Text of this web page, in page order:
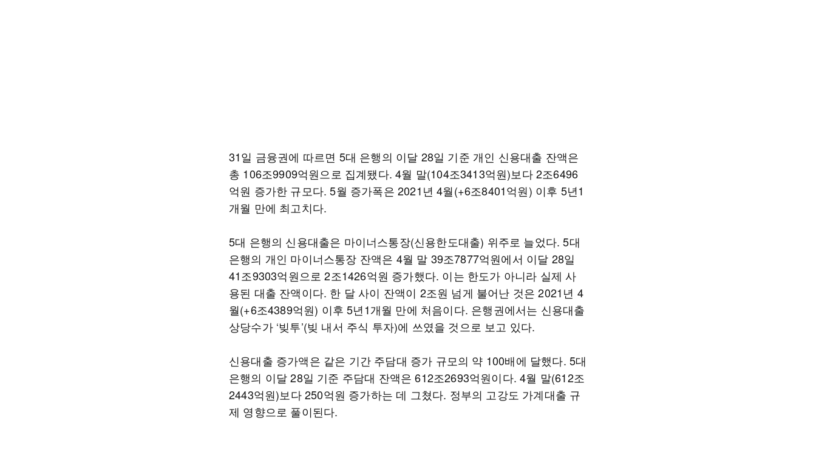
31일 금융권에 따르면 5대 은행의 이달 28일 기준 개인 신용대출 잔액은
총 106조9909억원으로 집계됐다. 4월 말(104조3413억원)보다 2조6496
억원 증가한 규모다. 5월 증가폭은 2021년 4월(+6조8401억원) 이후 5년1
개월 만에 최고치다.
5대 은행의 신용대출은 마이너스통장(신용한도대출) 위주로 늘었다. 5대
은행의 개인 마이너스통장 잔액은 4월 말 39조7877억원에서 이달 28일
41조9303억원으로 2조1426억원 증가했다. 이는 한도가 아니라 실제 사
용된 대출 잔액이다. 한 달 사이 잔액이 2조원 넘게 불어난 것은 2021년 4
월(+6조4389억원) 이후 5년1개월 만에 처음이다. 은행권에서는 신용대출
상당수가 ‘빚투’(빚 내서 주식 투자)에 쓰였을 것으로 보고 있다.
신용대출 증가액은 같은 기간 주담대 증가 규모의 약 100배에 달했다. 5대
은행의 이달 28일 기준 주담대 잔액은 612조2693억원이다. 4월 말(612조
2443억원)보다 250억원 증가하는 데 그쳤다. 정부의 고강도 가계대출 규
제 영향으로 풀이된다.